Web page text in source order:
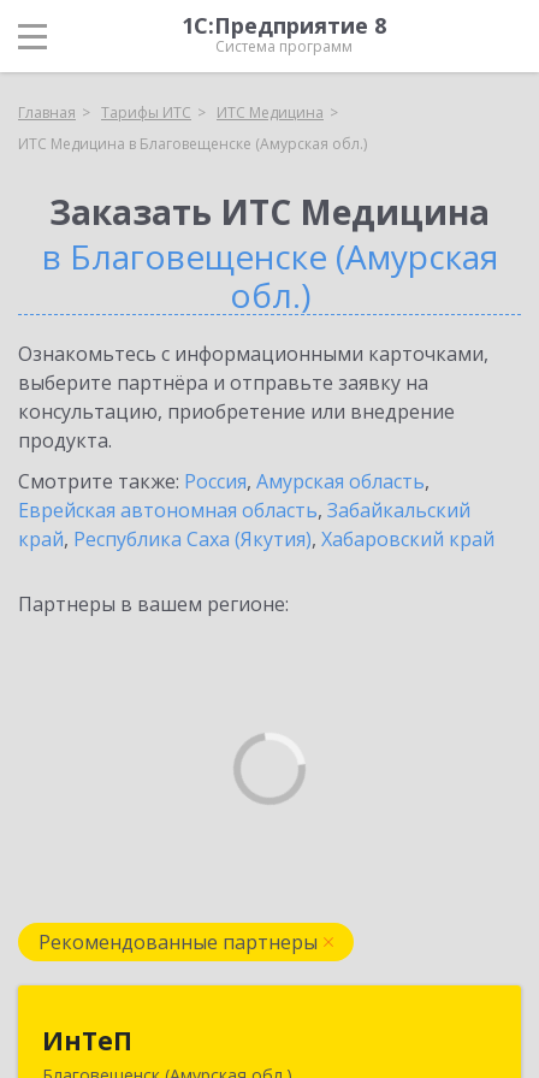
1С:Предприятие 8
Система программ
Главная Тарифы ИТС
ИТС Медицина
ИТС Медицина в Благовещенске (Амурская обл.)
Заказать ИТС Медицина
в Благовещенске (Амурская
обл.)
Ознакомьтесь с информационными карточками,
выберите партнёра и отправьте заявку на
консультацию, приобретение или внедрение
продукта.
Смотрите также: Россия, Амурская область,
Еврейская автономная область, Забайкальский
край, Республика Саха (Якутия), Хабаровский край
Партнеры в вашем регионе:
Рекомендованные партнеры
ИнТеП